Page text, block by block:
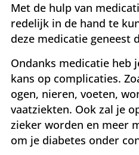
Met de hulp van
redelijk in de hand te
deze medicatie geneest
Ondanks medicatie heb
kans op complicaties.
ogen, nieren, voeten,
vaatziekten. Ook zal je
zieker worden en meer
om je diabetes onder